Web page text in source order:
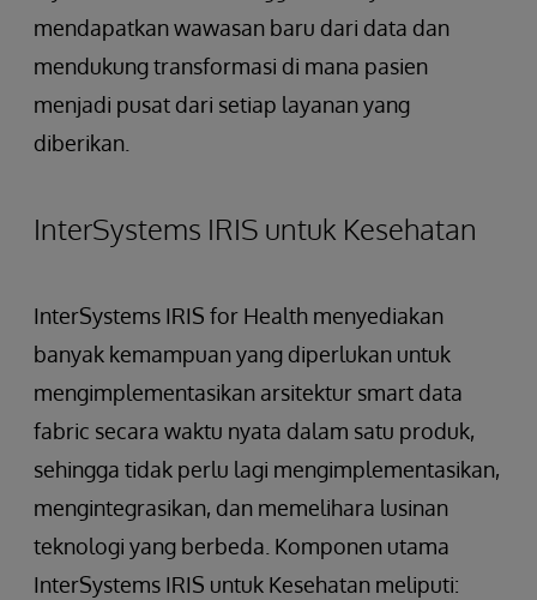
mendapatkan wawasan baru dari data dan
mendukung transformasi di mana pasien
menjadi pusat dari setiap layanan yang
diberikan.
InterSystems IRIS untuk Kesehatan
InterSystems IRIS for Health menyediakan
banyak kemampuan yang diperlukan untuk
mengimplementasikan arsitektur smart data
fabric secara waktu nyata dalam satu produk,
sehingga tidak perlu lagi mengimplementasikan,
mengintegrasikan, dan memelihara lusinan
teknologi yang berbeda. Komponen utama
InterSystems IRIS untuk Kesehatan meliputi: